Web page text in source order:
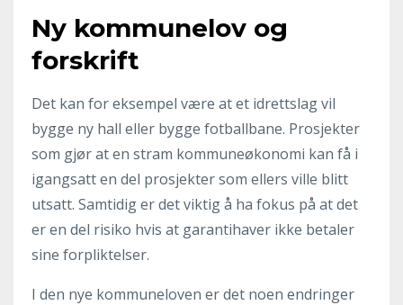
Ny kommunelov og
forskrift
Det kan for eksempel være at et idrettslag vil
bygge ny hall eller bygge fotballbane. Prosjekter
som gjør at en stram kommuneøkonomi kan få i
igangsatt en del prosjekter som ellers ville blitt
utsatt. Samtidig er det viktig å ha fokus på at det
er en del risiko hvis at garantihaver ikke betaler
sine forpliktelser.
I den nye kommuneloven er det noen endringer